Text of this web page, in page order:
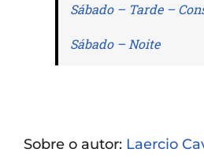
Sábado – Tarde –
Sábado – Noite
Sobre o autor: Laercio